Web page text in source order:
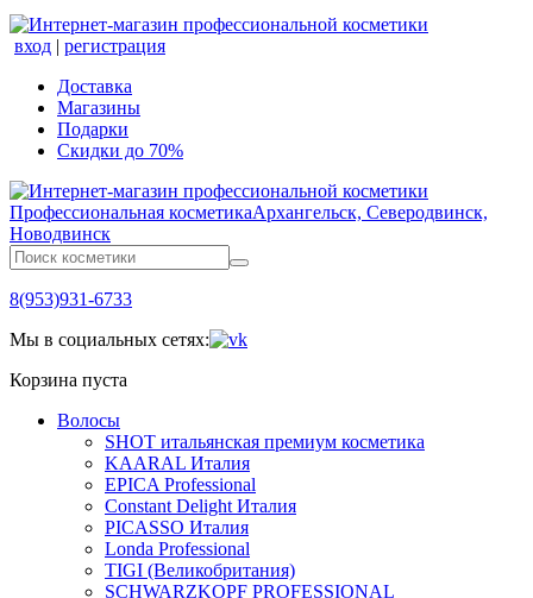
вход | регистрация
Доставка
Магазины
Подарки
Скидки до 70%
Профессиональная косметикаАрхангельск, Северодвинск,
Новодвинск
8(953)931-6733
Мы в социальных сетях:
Корзина пуста
Волосы
SHOT итальянская премиум косметика
KAARAL Италия
EPICA Professional
Constant Delight Италия
PICASSO Италия
Londa Professional
TIGI (Великобритания)
SCHWARZKOPF PROFESSIONAL